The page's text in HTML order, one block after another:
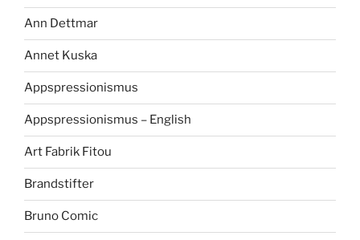
Ann Dettmar
Annet Kuska
Appspressionismus
Appspressionismus – English
Art Fabrik Fitou
Brandstifter
Bruno Comic